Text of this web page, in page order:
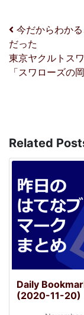
投稿ナ
今だからわか
だった
東京ヤクルトス
「スワローズの
Related
Daily
(2020-11-20)